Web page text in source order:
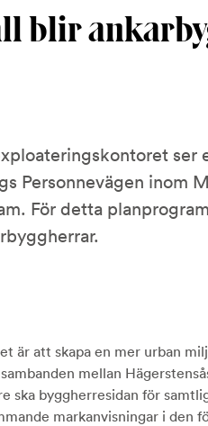
blir
ser
Personnevägen inom
För detta
är att skapa en mer urban
mellan
ska byggherresidan för
markanvisningar i den